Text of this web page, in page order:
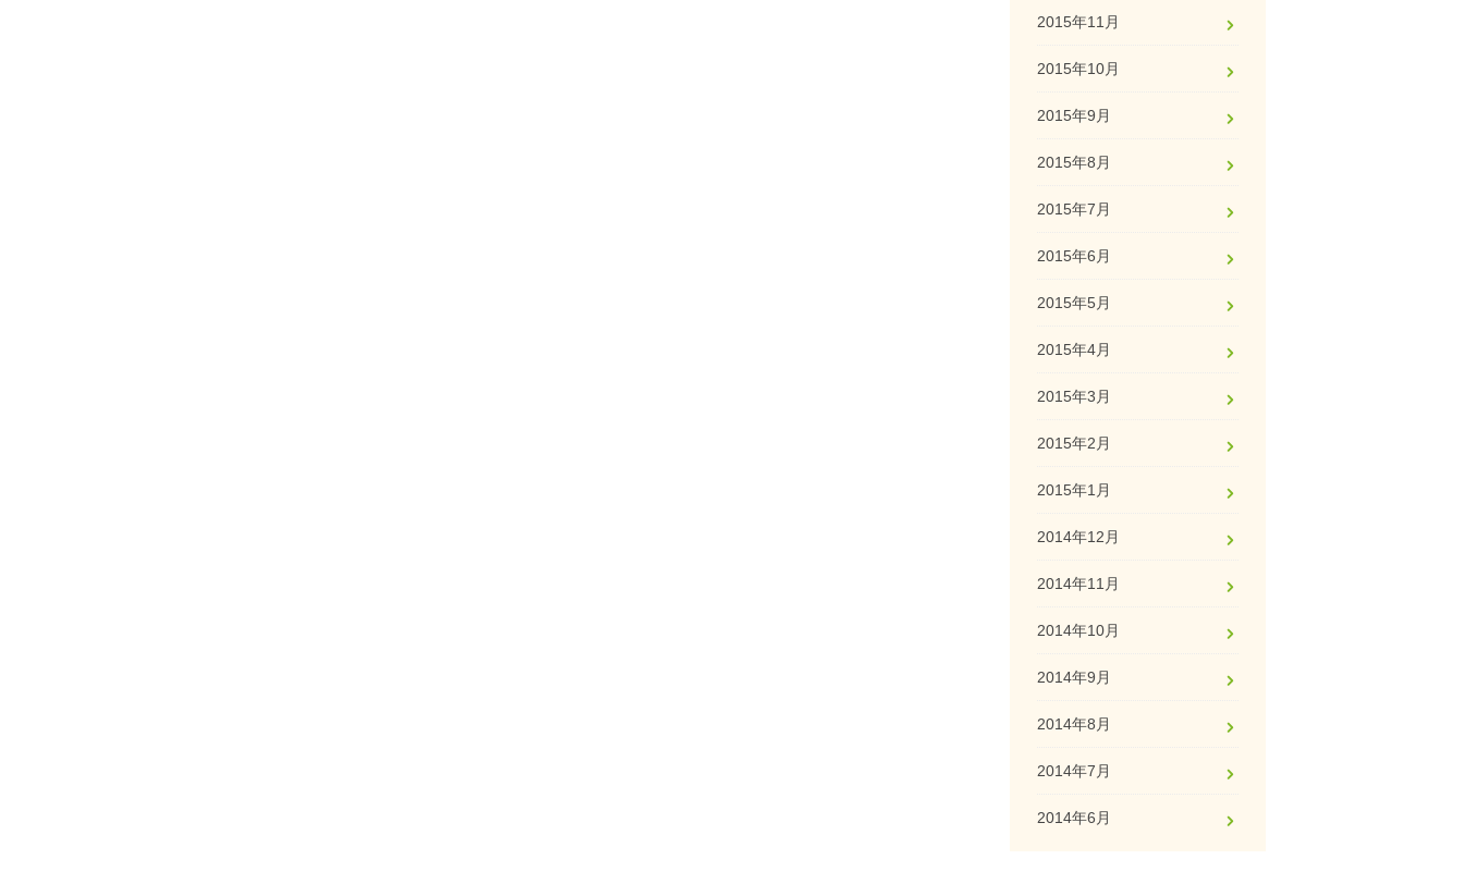
2015年11月
2015年10月
2015年9月
2015年8月
2015年7月
2015年6月
2015年5月
2015年4月
2015年3月
2015年2月
2015年1月
2014年12月
2014年11月
2014年10月
2014年9月
2014年8月
2014年7月
2014年6月